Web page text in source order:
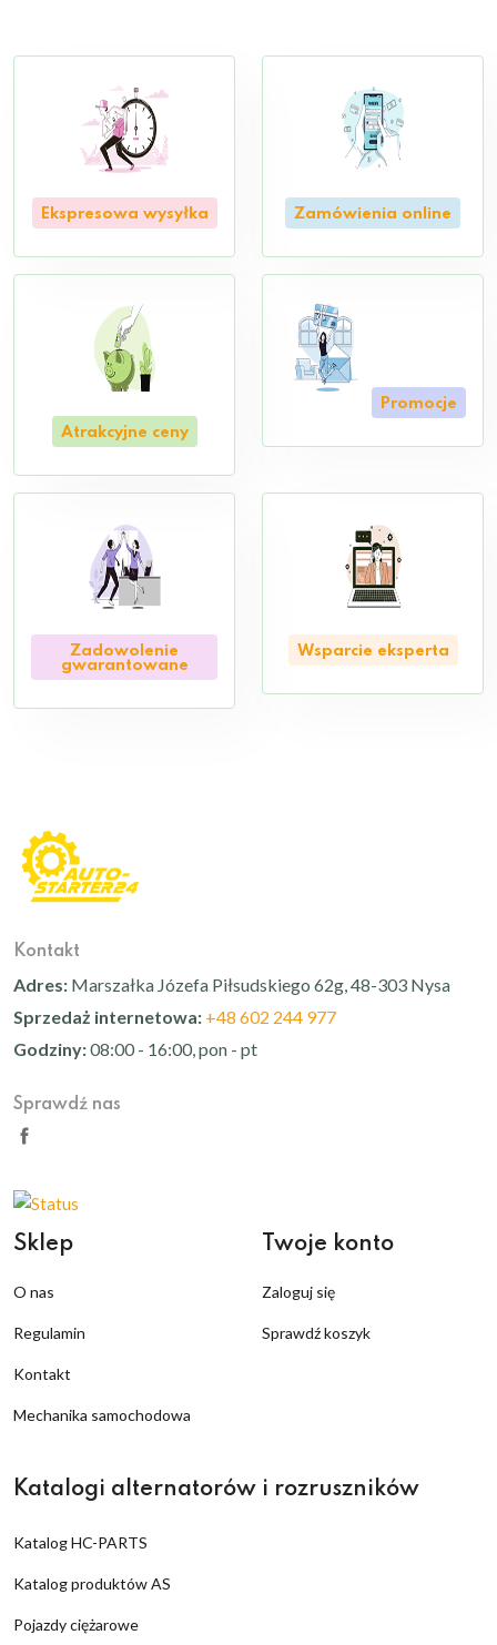
Ekspresowa wysyłka Zamówienia online
Atrakcyjne ceny
Promocje
Zadowolenie
gwarantowane
Wsparcie eksperta
Kontakt
Adres: Marszałka Józefa Piłsudskiego 62g, 48-303 Nysa
Sprzedaż internetowa: +48 602 244 977
Godziny:08:00 - 16:00, pon - pt
Sprawdź nas
Sklep
O nas
Regulamin
Kontakt
Mechanika samochodowa
Twoje konto
Zaloguj się
Sprawdź koszyk
Katalogi alternatorów i rozruszników
Katalog HC-PARTS
Katalog produktów AS
Pojazdy ciężarowe